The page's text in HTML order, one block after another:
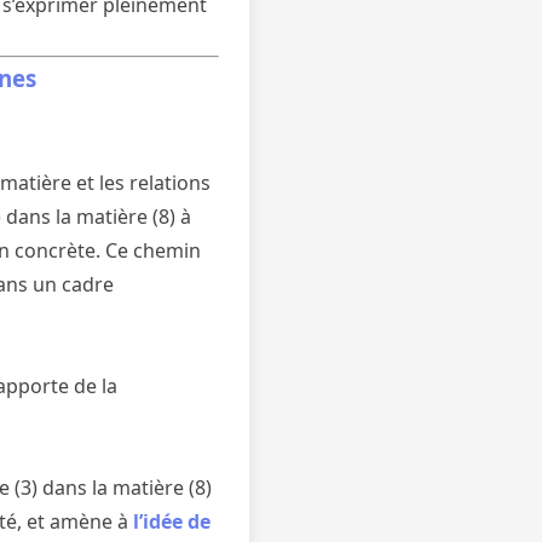
et les relations
la matière (8) à
Ce chemin
un cadre
de la
(3) dans la matière (8)
et amène à l’idée de